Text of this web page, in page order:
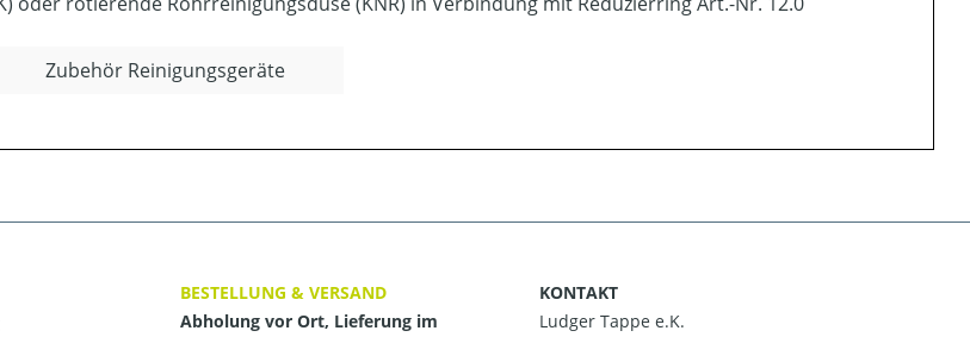
Zubehör Reinigungsgeräte
BESTELLUNG & VERSAND
Abholung vor Ort, Lieferung im
KONTAKT
Ludger Tappe e.K.